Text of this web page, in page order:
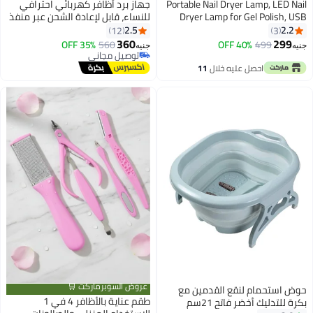
Portable Nail Dryer Lamp, LED Nail
Dryer Lamp for Gel Polish, USB
Charging and Clip
2.2
3
جنيه299
499
40% OFF
احصل عليه خلال 11
جهاز برد أظافر كهربائي احترافي
للنساء، قابل لإعادة الشحن عبر منفذ
USB بسرعة 20000 دورة في
الدقيقة، مزود بـ 12 رأسًا، سهل
الاستخدام، سرعة قابلة للتعديل
للأكريليك والجل والمانيكير
والباديكير، جهاز أظافر وردي محمول
- متعدد الألوان
2.5
12
جنيه360
560
35% OFF
توصيل مجاني
توصيل مجاني
حوض استحمام لنقع القدمين مع
بكرة للتدليك أخضر فاتح 21سم
عروض السوبرماركت 🛒
طقم عناية بالأظافر 4 في 1